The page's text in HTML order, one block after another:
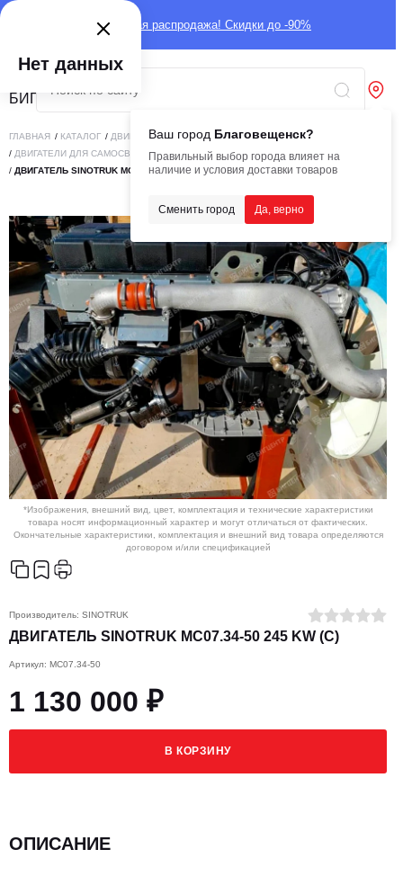
Глобальная распродажа! Скидки до -90%
Ваш город Благовещенск?
Правильный выбор города влияет на
наличие и условия доставки товаров
Сменить город Да, верно
ГЛАВНАЯ / КАТАЛОГ / ДВИГАТЕЛИ / ДВИГАТЕЛИ ДЛЯ АВТОТЕХНИКИ
/ ДВИГАТЕЛИ ДЛЯ САМОСВАЛОВ/ТЯГАЧЕЙ
/ ДВИГАТЕЛЬ SINOTRUK MC07.34-50 245 KW (C)
*Изображения, внешний вид, цвет, комплектация и технические характеристики
товара носят информационный характер и могут отличаться от фактических.
Окончательные характеристики, комплектация и внешний вид товара определяются
договором и/или спецификацией
Производитель: SINOTRUK
ДВИГАТЕЛЬ SINOTRUK MC07.34-50 245 KW (C)
Артикул: MC07.34-50
1 130 000 ₽
В КОРЗИНУ
ОПИСАНИЕ
Нет данных